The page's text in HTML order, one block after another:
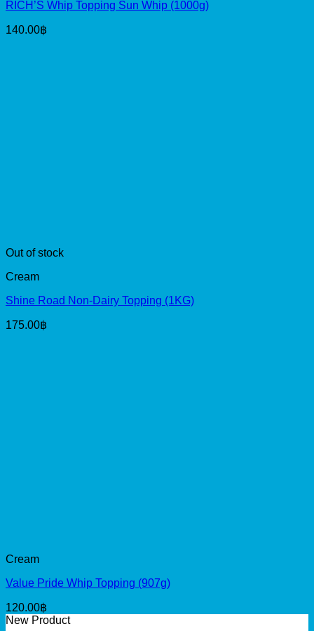
RICH’S Whip Topping Sun Whip (1000g)
140.00฿
Out of stock
Cream
Shine Road Non-Dairy Topping (1KG)
175.00฿
Cream
Value Pride Whip Topping (907g)
120.00฿
New Product